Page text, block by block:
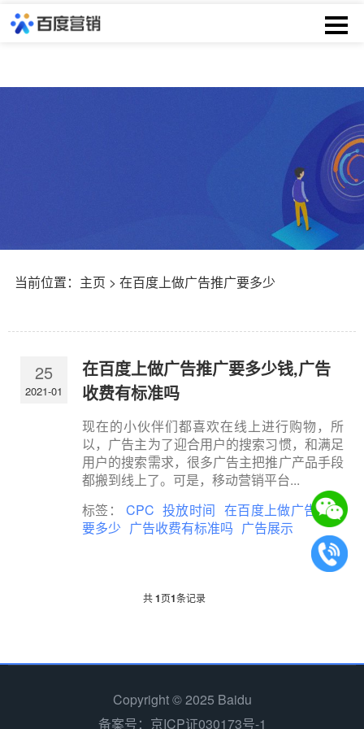
当前位置： 主页 > 在百度上做广告推广要多少
25
2021-01
在百度上做广告推广要多少钱,广告
收费有标准吗
现在的小伙伴们都喜欢在线上进行购物，所
以，广告主为了迎合用户的搜索习惯，和满足
用户的搜索需求，很多广告主把推广产品手段
都搬到线上了。可是，移动营销平台...
标签： CPC 投放时间 在百度上做广告推广
要多少 广告收费有标准吗 广告展示
共1页1条记录
Copyright © 2025 Baidu
备案号：京ICP证030173号-1